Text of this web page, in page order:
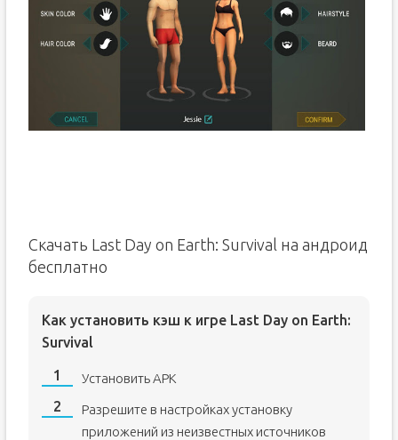
Скачать Last Day on Earth: Survival на андроид
бесплатно
Как установить кэш к игре Last Day on Earth:
Survival
Установить APK
Разрешите в настройках установку
приложений из неизвестных источников